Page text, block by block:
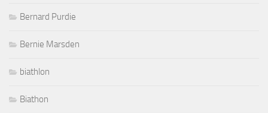
Bernard Purdie
Bernie Marsden
biathlon
Biathon